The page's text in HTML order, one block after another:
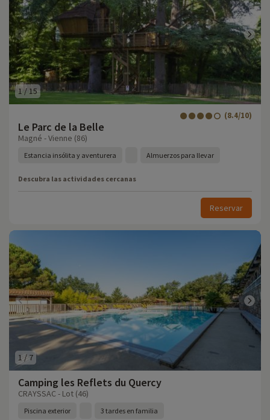
1/ 15
Le Parc de la Belle
(8.4/10)
Magné - Vienne (86)
Estancia insólita y aventurera Almuerzos para llevar
Descubra las actividades cercanas
Reservar
1 / 7
Camping les Reflets du Quercy
CRAYSSAC - Lot (46)
Piscina exterior 3 tardes en familia